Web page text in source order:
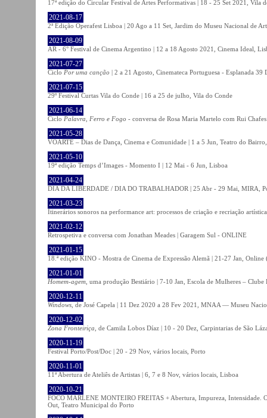
17ª edição do Circular Festival de Artes Performativas | 18 - 25 Set 2021, Vila
2021-08-17
2ª Edição Operafest Lisboa | 20 Ago a 11 Set, Jardim do Museu Nacional de
2021-08-09
AR - 6° Festival de Cinema Argentino | 12 a 18 Agosto 2021, Cinema Ideal,
2021-07-27
Ciclo Por uma canção | 2 a 21 Agosto, Cinemateca Portuguesa - Esplanada 39
2021-07-15
29º Festival Curtas Vila do Conde | 16 a 25 de julho, Vila do Conde
2021-06-14
Ciclo Palavra, Ferro e Fogo - conversa de Rosa Maria Martelo com Rui
2021-05-28
VOARTE – Dias de Dança, Cinema e Comunidade | 1 a 5 Jun, Teatro do
2021-05-10
19ª edição Temps d’Images - Momento I | 12 Mai - 6 Jun, Lisboa
2021-04-24
DIA DA LIBERDADE / DIA DO TRABALHADOR | 25 Abr - 29 Mai, MIRA,
2021-03-23
Itinerários sonoros na performance art: processos de criação e recriação
2021-02-12
Retrospetiva e conversa com Jonathan Meades | Garagem Sul - ONLINE
2021-01-15
18.ª edição KINO - Mostra de Cinema de Expressão Alemã | 21-27 Jan,
2021-01-01
Homem-agem , uma produção Bestiário | 7-10 Jan, Escola de Mulheres – Clube
2020-12-11
Windows , de José Capela | 11 Dez 2020 a 28 Fev 2021, MNAA — Museu
2020-12-02
Zona Fronteiriça , de Camila Lobos Díaz | 10 - 20 Dez, Carpintarias de São
2020-11-19
Festival Porto/Post/Doc | 20 - 29 Nov, vários locais, Porto
2020-11-01
11ª Abertura de Ateliês de Artistas | 6, 7 e 8 Nov, vários locais, Lisboa
2020-10-21
FOCO MARLENE MONTEIRO FREITAS + Abertura, Impureza, Intensidade.
Out, Teatro Municipal do Porto